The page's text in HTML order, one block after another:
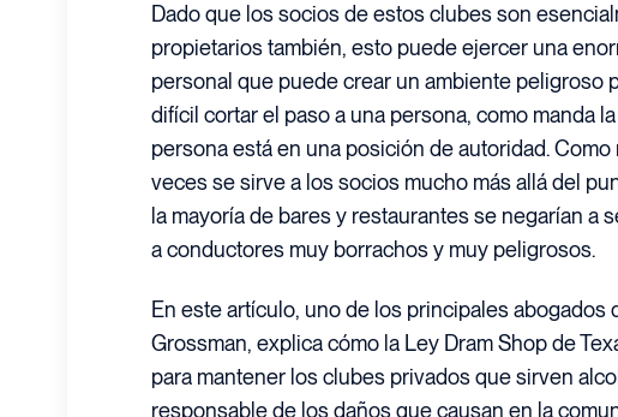
Dado que los socios de estos clubes son
propietarios también, esto puede ejercer una
personal que puede crear un ambiente peligroso
difícil cortar el paso a una persona, como manda
persona está en una posición de autoridad.
veces se sirve a los socios mucho más allá del
la mayoría de bares y restaurantes se negarían a
a conductores muy borrachos y muy peligrosos.
En este artículo, uno de los principales abogados
Grossman, explica cómo la Ley Dram Shop de
para mantener los clubes privados que sirven
responsable de los daños que causan en la